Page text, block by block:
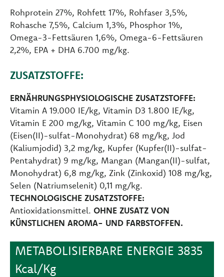
Rohprotein 27%, Rohfett 17%, Rohfaser 3,5%,
Rohasche 7,5%, Calcium 1,3%, Phosphor 1%,
Omega-3-Fettsäuren 1,6%, Omega-6-Fettsäuren
2,2%, EPA + DHA 6.700 mg/kg.
ZUSATZSTOFFE:
ERNÄHRUNGSPHYSIOLOGISCHE ZUSATZSTOFFE:
Vitamin A 19.000 IE/kg, Vitamin D3 1.800 IE/kg,
Vitamin E 200 mg/kg, Vitamin C 100 mg/kg, Eisen
(Eisen(II)-sulfat-Monohydrat) 68 mg/kg, Jod
(Kaliumjodid) 3,2 mg/kg, Kupfer (Kupfer(II)-sulfat-
Pentahydrat) 9 mg/kg, Mangan (Mangan(II)-sulfat,
Monohydrat) 6,8 mg/kg, Zink (Zinkoxid) 108 mg/kg,
Selen (Natriumselenit) 0,11 mg/kg.
TECHNOLOGISCHE ZUSATZSTOFFE:
Antioxidationsmittel. OHNE ZUSATZ VON
KÜNSTLICHEN AROMA- UND FARBSTOFFEN.
METABOLISIERBARE ENERGIE 3835
Kcal/Kg